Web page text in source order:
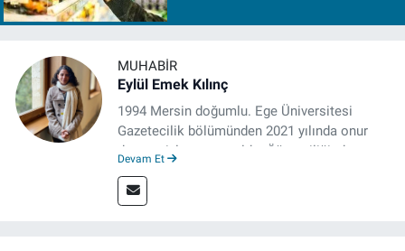
MUHABIR
Eylül Emek Kılınç
1994 Mersin doğumlu. Ege Üniversitesi
Gazetecilik bölümünden 2021 yılında onur
derecesiyle mezun oldu. Öğrenciliğinde
deneyimin dışında kapatılana kadar Artı TV
ve TELE1 TV Ankara bürolarında editör ve
Devam Et